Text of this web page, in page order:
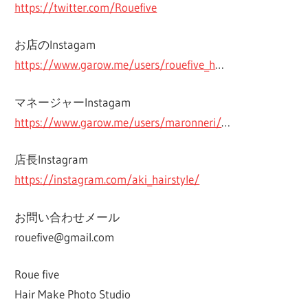
https://twitter.com/Rouefive
お店のInstagam
https://www.garow.me/users/rouefive_h…
マネージャーInstagam
https://www.garow.me/users/maronneri/…
店長Instagram
https://instagram.com/aki_hairstyle/
お問い合わせメール
rouefive@gmail.com
Roue five
Hair Make Photo Studio